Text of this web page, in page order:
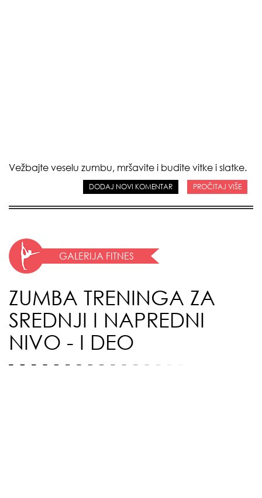
Vežbajte veselu zumbu, mršavite i budite vitke i slatke.
DODAJ NOVI KOMENTAR PROČITAJ VIŠE
GALERIJA FITNES
ZUMBA TRENINGA ZA
SREDNJI I NAPREDNI
NIVO - I DEO